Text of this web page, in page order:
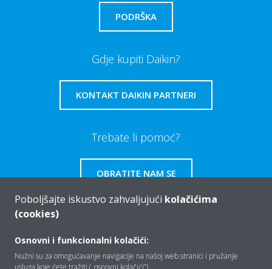
PODRŠKA
Gdje kupiti Daikin?
KONTAKT DAIKIN PARTNERI
Trebate li pomoć?
OBRATITE NAM SE
Tko smo mi
Poboljšajte iskustvo zahvaljujući kolačićima
(cookies)
Osnovni i funkcionalni kolačići:
Nužni su za omogućavanje navigacije na našoj web stranici i pružanje
usluga koje ćete tražiti („osnovni kolačići”).